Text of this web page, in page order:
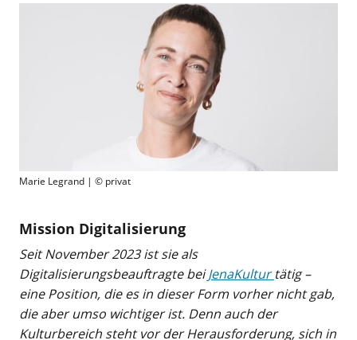
Marie Legrand | © privat
Mission Digitalisierung
Seit November 2023 ist sie als
Digitalisierungsbeauftragte beiJenaKulturtätig –
eine Position, die es in dieser Form vorher nicht gab,
die aber umso wichtiger ist. Denn auch der
Kulturbereich steht vor der Herausforderung, sich in